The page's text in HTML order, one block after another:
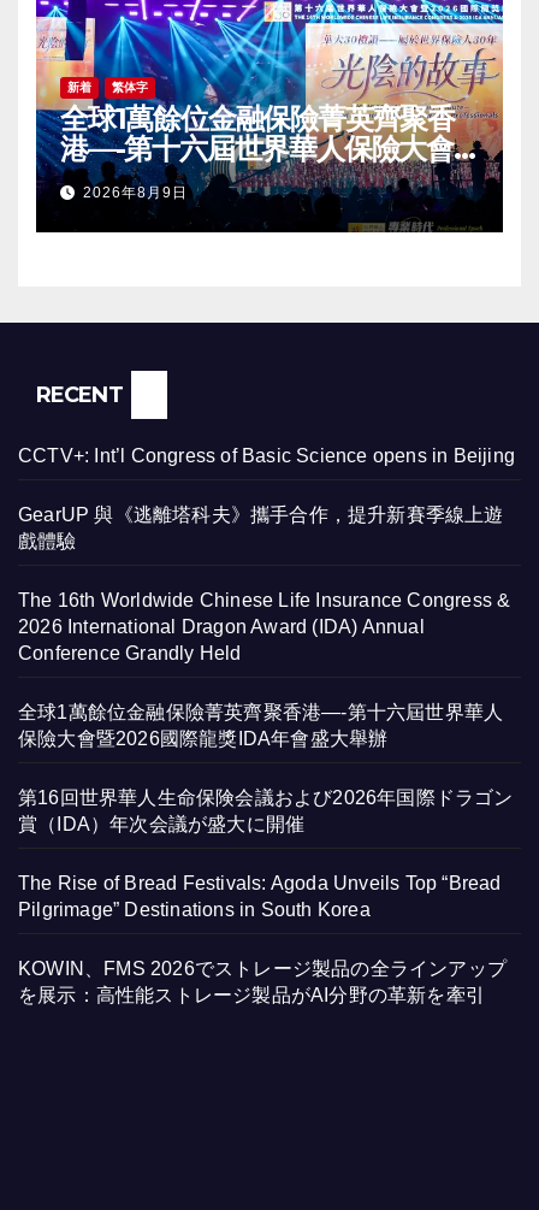
新着 繁体字
全球1萬餘位金融保險菁英齊聚香
港—-第十六屆世界華人保險大會
暨2026國際龍獎IDA年會盛大舉
辦2026年8月9日
RECENT
CCTV+: Int’l Congress of Basic Science opens in Beijing
GearUP 與《逃離塔科夫》攜手合作，提升新賽季線上遊
戲體驗
The 16th Worldwide Chinese Life Insurance Congress &
2026 International Dragon Award (IDA) Annual
Conference Grandly Held
全球1萬餘位金融保險菁英齊聚香港—-第十六屆世界華人
保險大會暨2026國際龍獎IDA年會盛大舉辦
第16回世界華人生命保険会議および2026年国際ドラゴン
賞（IDA）年次会議が盛大に開催
The Rise of Bread Festivals: Agoda Unveils Top “Bread
Pilgrimage” Destinations in South Korea
KOWIN、FMS 2026でストレージ製品の全ラインアップ
を展示：高性能ストレージ製品がAI分野の革新を牽引